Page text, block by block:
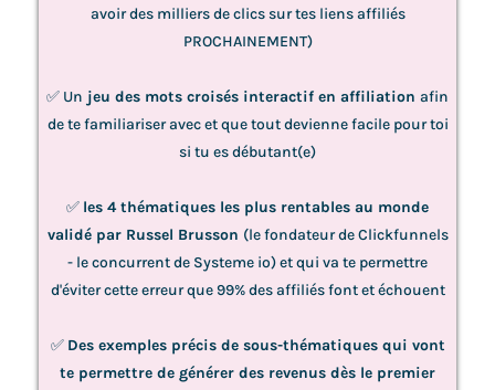
avoir des milliers de clics sur tes liens affiliés
PROCHAINEMENT)
​✅ Un jeu des mots croisés interactif en affiliation afin
de te familiariser avec et que tout devienne facile pour toi
si tu es débutant(e)
✅ les 4 thématiques les plus rentables au monde
validé par Russel Brusson (le fondateur de Clickfunnels
- le concurrent de Systeme io) et qui va te permettre
d'éviter cette erreur que 99% des affiliés font et échouent
✅ Des exemples précis de sous-thématiques qui vont
te permettre de générer des revenus dès le premier